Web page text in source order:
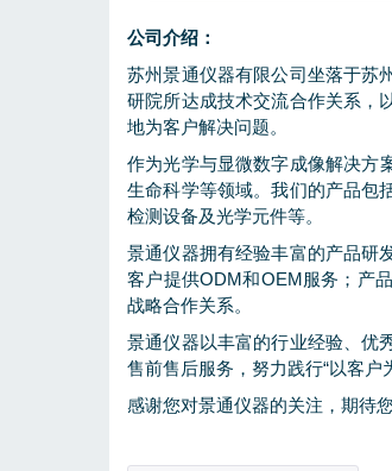
公司介绍：
苏州景通仪器有限公司坐落于苏
研院所达成技术交流合作关系，
地为客户解决问题。
作为光学与显微数字成像解决方
生命科学等领域。我们的产品包
检测设备及光学元件等。
景通仪器拥有经验丰富的产品研
客户提供ODM和OEM服务；产
战略合作关系。
景通仪器以丰富的行业经验、优
售前售后服务，努力践行“以客户
感谢您对景通仪器的关注，期待